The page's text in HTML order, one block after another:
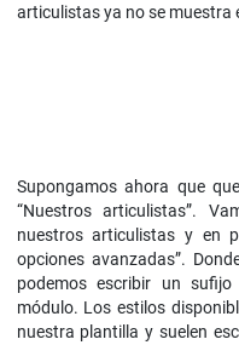
articulistas ya no se muestra
Supongamos ahora que
“Nuestros articulistas”.
nuestros articulistas y en
opciones avanzadas”.
podemos escribir un
módulo. Los estilos
nuestra plantilla y suelen